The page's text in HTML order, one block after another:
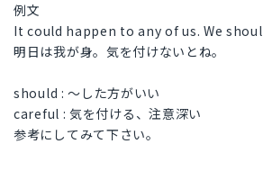
例文
It could happen to any of us. We
明日は我が身。気を付けないとね。
should : 〜した方がいい
careful : 気を付ける、注意深い
参考にしてみて下さい。